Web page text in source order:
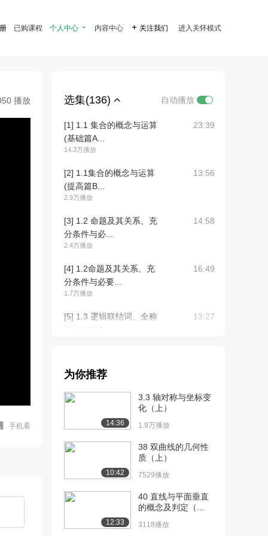
已购课程 个人中心  内容中心  关注我们 进入关怀模式
播放
手机看
选集(136) 自动播放
[1] 1.1 集合的概念与运算
(基础篇A...
14.3万播放
23:39
[2] 1.1集合的概念与运算
(提高篇B...
2.9万播放
13:56
[3] 1.2 命题及其关系、充
分条件与必...
2.4万播放
14:58
[4] 1.2命题及其关系、充
分条件与必要...
1.7万播放
16:49
[5] 1.3 逻辑联结词、全称
13:27
量词与存在量...
[7] 2.1 函数及其表示(基础
[8] 2.1（上）函数及其表
示 (提高篇...
[9] 2.1（下）函数及其表
示(提高篇B...
18:45
为你推荐
14:36
3.3 轴对称与坐标变
化（上）
1.9万播放
10:42
38 双曲线的几何性
质（上）
7529播放
12:33
40 直线与平面垂直
的概念及判定（...
3118播放